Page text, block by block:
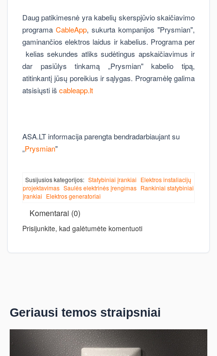
Daug patikimesnė yra kabelių skerspjūvio skaičiavimo
programa CableApp, sukurta kompanijos "Prysmian",
gaminančios elektros laidus ir kabelius. Programa per
kelias sekundes atliks sudėtingus apskaičiavimus ir
dar pasiūlys tinkamą „Prysmian" kabelio tipą,
atitinkantį jūsų poreikius ir sąlygas. Programėlę galima
atsisiųsti iš cableapp.lt
ASA.LT informacija parengta bendradarbiaujant su
„Prysmian"
Susijusios kategorijos: Statybiniai įrankiai Elektros instaliacijų
projektavimas Saulės elektrinės įrengimas Rankiniai statybiniai
įrankiai Elektros generatoriai
Komentarai (0)
Prisijunkite, kad galėtumėte komentuoti
Geriausi temos straipsniai